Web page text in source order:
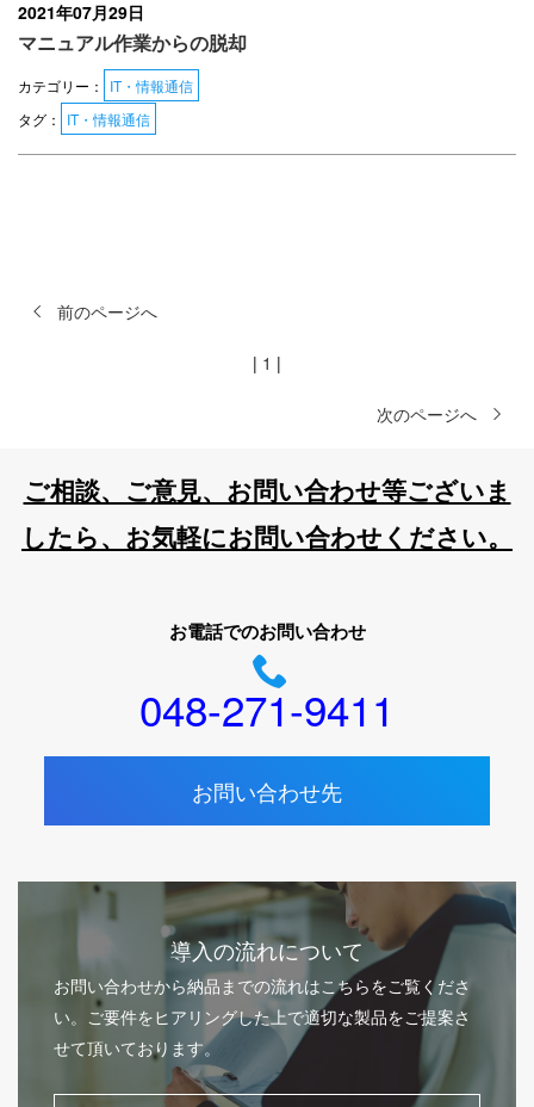
2021年07月29日
マニュアル作業からの脱却
カテゴリー：
IT・情報通信
タグ：
IT・情報通信
前のページへ
| 1 |
次のページへ
ご相談、ご意見、お問い合わせ等ございま
したら、お気軽にお問い合わせください。
お電話でのお問い合わせ
048-271-9411
お問い合わせ先
導入の流れについて
お問い合わせから納品までの流れはこちらをご覧くださ
い。ご要件をヒアリングした上で適切な製品をご提案さ
せて頂いております。